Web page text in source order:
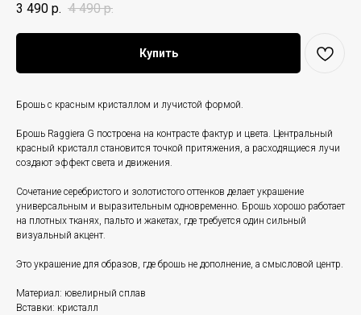
3 490 р. 4 490 р.
Купить
Брошь с красным кристаллом и лучистой формой.
Брошь Raggiera G построена на контрасте фактур и цвета. Центральный
красный кристалл становится точкой притяжения, а расходящиеся лучи
создают эффект света и движения.
Сочетание серебристого и золотистого оттенков делает украшение
универсальным и выразительным одновременно. Брошь хорошо работает
на плотных тканях, пальто и жакетах, где требуется один сильный
визуальный акцент.
Это украшение для образов, где брошь не дополнение, а смысловой центр.
Материал: ювелирный сплав
Вставки: кристалл